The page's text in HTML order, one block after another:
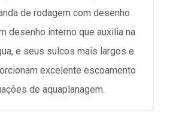
de rodagem com desenho
desenho interno que auxilia na
e seus sulcos mais largos e
excelente escoamento
de aquaplanagem.